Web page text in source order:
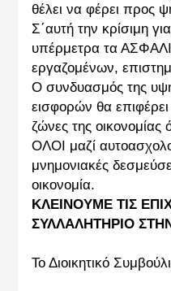
θέλει να φέρει προς
Σ΄αυτή την κρίσιμη
υπέρμετρα τα
εργαζομένων,
Ο συνδυασμός της
εισφορών θα
ζώνες της
ΟΛΟΙ μαζί
μνημονιακές
οικονομία.
ΚΛΕΙΝΟΥΜΕ ΤΙΣ
ΣΥΛΛΑΛΗΤΗΡΙΟ
Το Διοικητικό